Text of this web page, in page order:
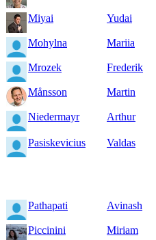
Miyai Yudai
Mohylna Mariia
Mrozek Frederik
Månsson Martin
Niedermayr Arthur
Pasiskevicius Valdas
Pathapati Avinash
Piccinini Miriam